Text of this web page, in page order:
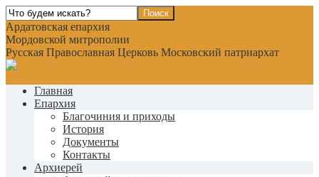
Ардатовская епархия
Мордовской митрополии
Русская Православная Церковь Московский патриархат
Главная
Епархия
Благочиния и приходы
История
Документы
Контакты
Архиерей